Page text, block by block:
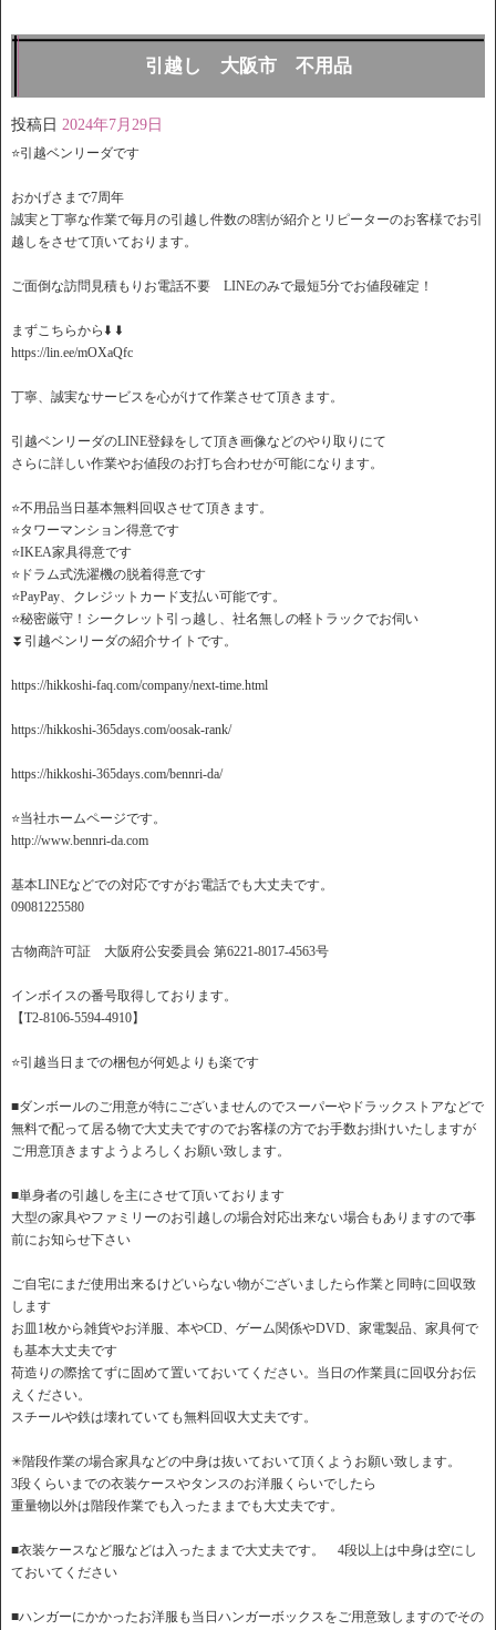
引越し 大阪市 不用品
投稿日 2024年7月29日
⭐️引越ベンリーダです
おかげさまで7周年
誠実と丁寧な作業で毎月の引越し件数の8割が紹介とリピーターのお客様でお引
越しをさせて頂いております。
ご面倒な訪問見積もりお電話不要 LINEのみで最短5分でお値段確定！
️まずこちらから⬇️ ⬇️
https://lin.ee/mOXaQfc
丁寧、誠実なサービスを心がけて作業させて頂きます。
引越ベンリーダのLINE登録をして頂き画像などのやり取りにて
さらに詳しい作業やお値段のお打ち合わせが可能になります。
⭐️不用品当日基本無料回収させて頂きます。
⭐️タワーマンション得意です
⭐️IKEA家具得意です
⭐️ドラム式洗濯機の脱着得意です
⭐️PayPay、クレジットカード支払い可能です。
⭐️秘密厳守！シークレット引っ越し、社名無しの軽トラックでお伺い
⏬引越ベンリーダの紹介サイトです。
https://hikkoshi-faq.com/company/next-time.html
https://hikkoshi-365days.com/oosak-rank/
https://hikkoshi-365days.com/bennri-da/
⭐️当社ホームページです。
http://www.bennri-da.com
基本LINEなどでの対応ですがお電話でも大丈夫です。
09081225580
古物商許可証 大阪府公安委員会 第6221-8017-4563号
インボイスの番号取得しております。
【T2-8106-5594-4910】
⭐️引越当日までの梱包が何処よりも楽です
■ダンボールのご用意が特にございませんのでスーパーやドラックストアなどで
無料で配って居る物で大丈夫ですのでお客様の方でお手数お掛けいたしますが
ご用意頂きますようよろしくお願い致します。
■単身者の引越しを主にさせて頂いております
大型の家具やファミリーのお引越しの場合対応出来ない場合もありますので事
前にお知らせ下さい
ご自宅にまだ使用出来るけどいらない物がございましたら作業と同時に回収致
します
お皿1枚から雑貨やお洋服、本やCD、ゲーム関係やDVD、家電製品、家具何で
も基本大丈夫です
荷造りの際捨てずに固めて置いておいてください。当日の作業員に回収分お伝
えください。
スチールや鉄は壊れていても無料回収大丈夫です。
✳︎階段作業の場合家具などの中身は抜いておいて頂くようお願い致します。
3段くらいまでの衣装ケースやタンスのお洋服くらいでしたら
重量物以外は階段作業でも入ったままでも大丈夫です。
■衣装ケースなど服などは入ったままで大丈夫です。 4段以上は中身は空にし
ておいてください
■ハンガーにかかったお洋服も当日ハンガーボックスをご用意致しますのでその